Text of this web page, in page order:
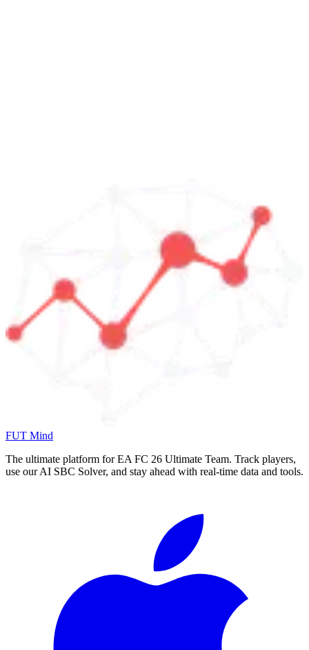
FUT Mind
The ultimate platform for EA FC 26 Ultimate Team. Track players,
use our AI SBC Solver, and stay ahead with real-time data and tools.